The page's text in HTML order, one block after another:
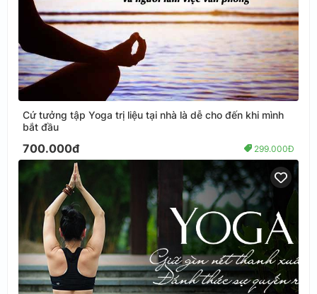
Cứ tưởng tập Yoga trị liệu tại nhà là dễ cho đến khi mình
bắt đầu
700.000đ 299.000Đ